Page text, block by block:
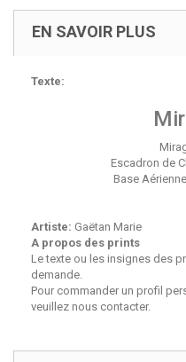
EN SAVOIR PLUS
Texte:
Escadron de
Base
Artiste: Gaëtan Marie
A propos des prints
Le texte ou les insignes des
demande.
Pour commander un profil
veuillez nous contacter.